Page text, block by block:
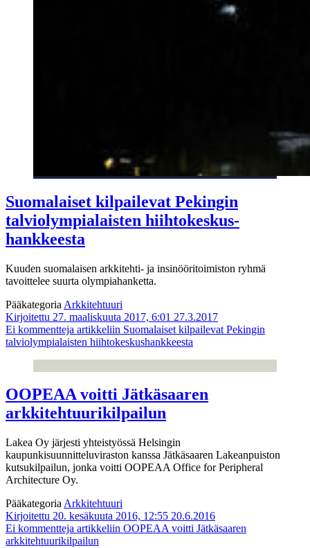
Suomalaiset kilpailevat Pekingin
talviolympialaisten hiihtokeskus­
hankkeesta
Kuuden suomalaisen arkkitehti- ja insinööritoimiston ryhmä
tavoittelee suurta olympiahanketta.
Pääkategoria Arkkitehtuuri
Kirjoitettu 27. maaliskuuta 2017, 6:01 27.3.2017
Ei kommentteja artikkeliin Suomalaiset kilpailevat Pekingin
talviolympialaisten hiihtokeskus­hankkeesta
OOPEAA voitti Jätkäsaaren
arkkitehtuurikilpailun
Lakea Oy järjesti yhteistyössä Helsingin
kaupunkisuunnitteluviraston kanssa Jätkäsaaren Lakeanpuiston
kutsukilpailun, jonka voitti OOPEAA Office for Peripheral
Architecture Oy.
Pääkategoria Arkkitehtuuri
Kirjoitettu 20. kesäkuuta 2016, 12:55 20.6.2016
Ei kommentteja artikkeliin OOPEAA voitti Jätkäsaaren
arkkitehtuurikilpailun